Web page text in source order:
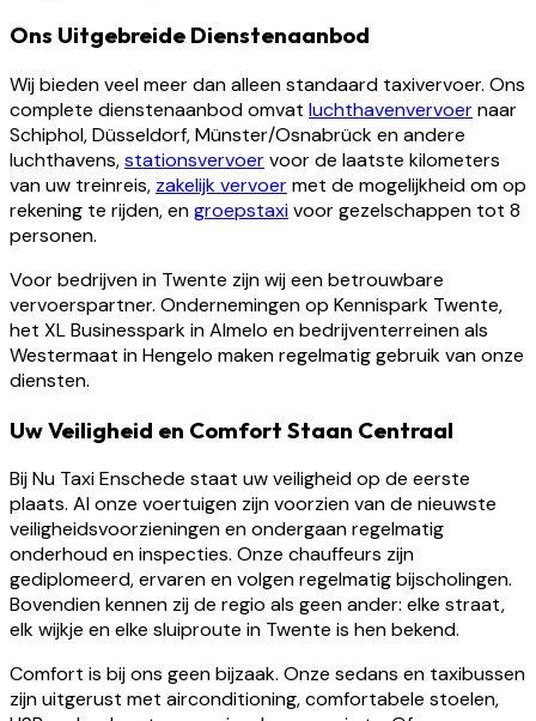
Ons Uitgebreide Dienstenaanbod
Wij bieden veel meer dan alleen standaard taxivervoer. Ons
complete dienstenaanbod omvat luchthavenvervoernaar
Schiphol, Düsseldorf, Münster/Osnabrück en andere
luchthavens,stationsvervoervoor de laatste kilometers
van uw treinreis, zakelijk vervoermet de mogelijkheid om op
rekening te rijden, engroepstaxivoor gezelschappen tot 8
personen.
Voor bedrijven in Twente zijn wij een betrouwbare
vervoerspartner. Ondernemingen op Kennispark Twente,
het XL Businesspark in Almelo en bedrijventerreinen als
Westermaat in Hengelo maken regelmatig gebruik van onze
diensten.
Uw Veiligheid en Comfort Staan Centraal
Bij Nu Taxi Enschede staat uw veiligheid op de eerste
plaats. Al onze voertuigen zijn voorzien van de nieuwste
veiligheidsvoorzieningen en ondergaan regelmatig
onderhoud en inspecties. Onze chauffeurs zijn
gediplomeerd, ervaren en volgen regelmatig bijscholingen.
Bovendien kennen zij de regio als geen ander: elke straat,
elk wijkje en elke sluiproute in Twente is hen bekend.
Comfort is bij ons geen bijzaak. Onze sedans en taxibussen
zijn uitgerust met airconditioning, comfortabele stoelen,